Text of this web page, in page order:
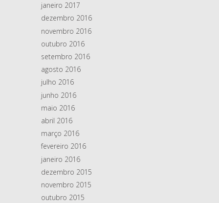
janeiro 2017
dezembro 2016
novembro 2016
outubro 2016
setembro 2016
agosto 2016
julho 2016
junho 2016
maio 2016
abril 2016
março 2016
fevereiro 2016
janeiro 2016
dezembro 2015
novembro 2015
outubro 2015